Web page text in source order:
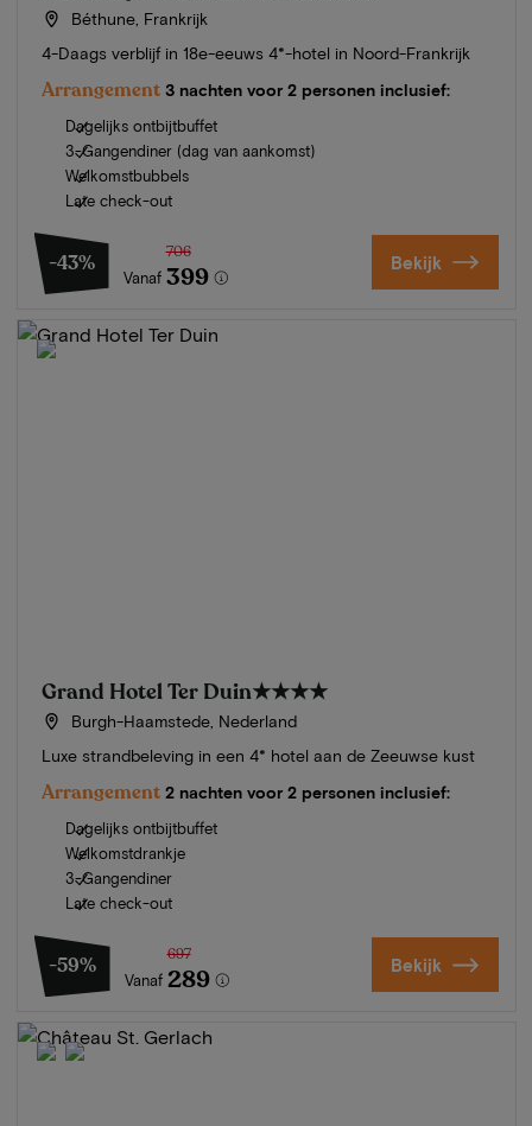
Béthune, Frankrijk
4-Daags verblijf in 18e-eeuws 4*-hotel in Noord-Frankrijk
Arrangement 3 nachten voor 2 personen inclusief:
Dagelijks ontbijtbuffet
3-Gangendiner (dag van aankomst)
Welkomstbubbels
Late check-out
-43%
Vanaf
706
399 Bekijk
Grand Hotel Ter Duin★★★★
Burgh-Haamstede, Nederland
Luxe strandbeleving in een 4* hotel aan de Zeeuwse kust
Arrangement 2 nachten voor 2 personen inclusief:
Dagelijks ontbijtbuffet
Welkomstdrankje
3-Gangendiner
Late check-out
-59%
Vanaf
697
289 Bekijk